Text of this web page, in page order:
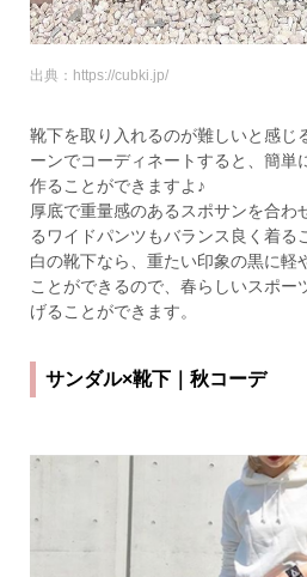
出典：https://cubki.jp/
靴下を取り入れるのが難しいと感じ
ーンでコーディネートすると、簡単
作ることができますよ♪
厚底で重量感のあるスポサンを合わ
るワイドパンツもバランス良く着る
白の靴下なら、重たい印象の黒に軽
ことができるので、春らしいスポー
げることができます。
サンダル×靴下｜秋コーデ